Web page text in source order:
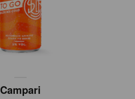
Campari